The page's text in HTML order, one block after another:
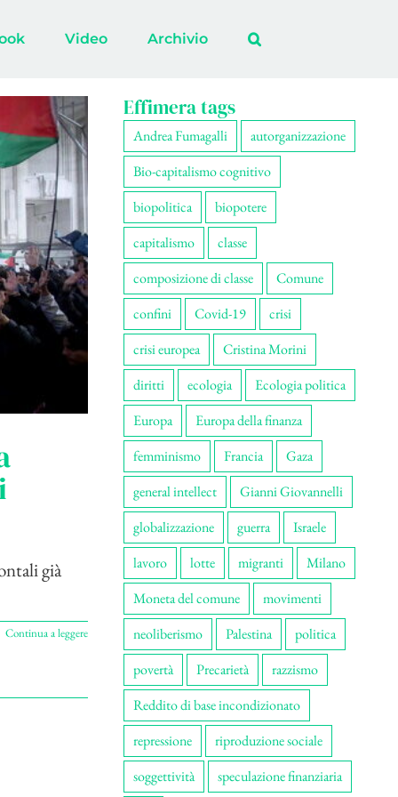
Video Archivio
già
Continua a leggere
Effimera tags
Andrea Fumagalli
autorganizzazione
Bio-capitalismo cognitivo
biopolitica
biopotere
capitalismo
classe
composizione di classe
Comune
confini
Covid-19
crisi
crisi europea
Cristina Morini
diritti
ecologia
Ecologia politica
Europa
Europa della finanza
femminismo
Francia
Gaza
general intellect
Gianni Giovannelli
globalizzazione
guerra
Israele
lavoro
lotte migranti
Milano
Moneta del comune
movimenti
neoliberismo
Palestina
politica
povertà
Precarietà
razzismo
Reddito di base incondizionato
repressione
riproduzione sociale
soggettività
speculazione finanziaria